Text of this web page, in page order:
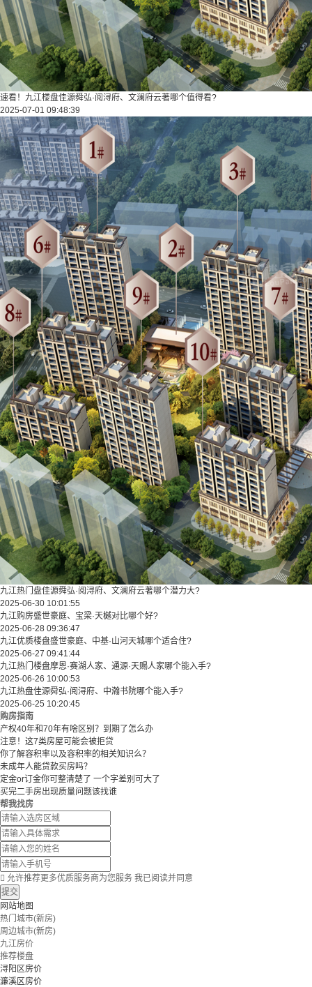
速看！九江楼盘佳源舜弘·阅浔府、文澜府云著哪个值得看?
2025-07-01 09:48:39
九江热门盘佳源舜弘·阅浔府、文澜府云著哪个潜力大?
2025-06-30 10:01:55
九江购房盛世豪庭、宝梁·天樾对比哪个好?
2025-06-28 09:36:47
九江优质楼盘盛世豪庭、中基·山河天城哪个适合住?
2025-06-27 09:41:44
九江热门楼盘摩恩·赛湖人家、通源·天赐人家哪个能入手?
2025-06-26 10:00:53
九江热盘佳源舜弘·阅浔府、中瀚书院哪个能入手?
2025-06-25 10:20:45
购房指南
产权40年和70年有啥区别？到期了怎么办
注意！这7类房屋可能会被拒贷
你了解容积率以及容积率的相关知识么？
未成年人能贷款买房吗？
定金or订金你可整清楚了 一个字差别可大了
买完二手房出现质量问题该找谁
帮我找房
 允许推荐更多优质服务商为您服务 我已阅读并同意
提交
网站地图
热门城市(新房)
周边城市(新房)
九江房价
推荐楼盘
浔阳区房价
濂溪区房价